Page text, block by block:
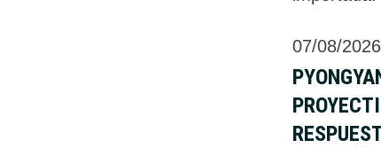
07/08/2026